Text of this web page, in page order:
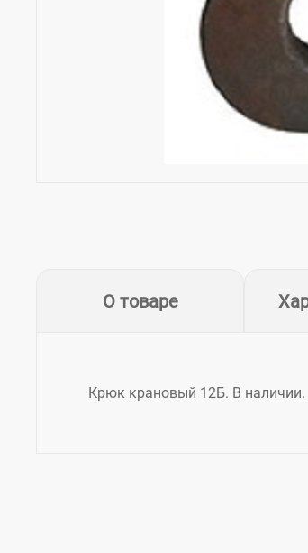
О товаре
Крюк крановый 12Б. В наличии.